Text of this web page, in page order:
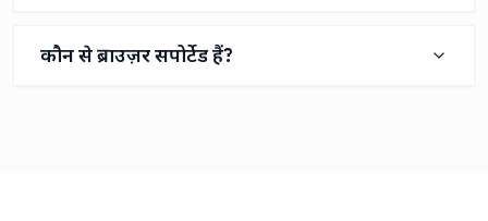
कौन से ब्राउज़र सपोर्टेड हैं?